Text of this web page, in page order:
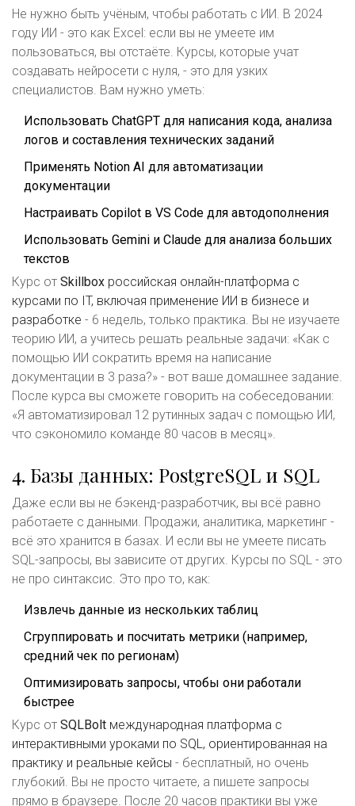
Не нужно быть учёным, чтобы работать с ИИ. В 2024
году ИИ - это как Excel: если вы не умеете им
пользоваться, вы отстаёте. Курсы, которые учат
создавать нейросети с нуля, - это для узких
специалистов. Вам нужно уметь:
Использовать ChatGPT для написания кода, анализа
логов и составления технических заданий
Применять Notion AI для автоматизации
документации
Настраивать Copilot в VS Code для автодополнения
Использовать Gemini и Claude для анализа больших
текстов
Курс от Skillbox российская онлайн-платформа с
курсами по IT, включая применение ИИ в бизнесе и
разработке - 6 недель, только практика. Вы не изучаете
теорию ИИ, а учитесь решать реальные задачи: «Как с
помощью ИИ сократить время на написание
документации в 3 раза?» - вот ваше домашнее задание.
После курса вы сможете говорить на собеседовании:
«Я автоматизировал 12 рутинных задач с помощью ИИ,
что сэкономило команде 80 часов в месяц».
4. Базы данных: PostgreSQL и SQL
Даже если вы не бэкенд-разработчик, вы всё равно
работаете с данными. Продажи, аналитика, маркетинг -
всё это хранится в базах. И если вы не умеете писать
SQL-запросы, вы зависите от других. Курсы по SQL - это
не про синтаксис. Это про то, как:
Извлечь данные из нескольких таблиц
Сгруппировать и посчитать метрики (например,
средний чек по регионам)
Оптимизировать запросы, чтобы они работали
быстрее
Курс от SQLBolt международная платформа с
интерактивными уроками по SQL, ориентированная на
практику и реальные кейсы - бесплатный, но очень
глубокий. Вы не просто читаете, а пишете запросы
прямо в браузере. После 20 часов практики вы уже